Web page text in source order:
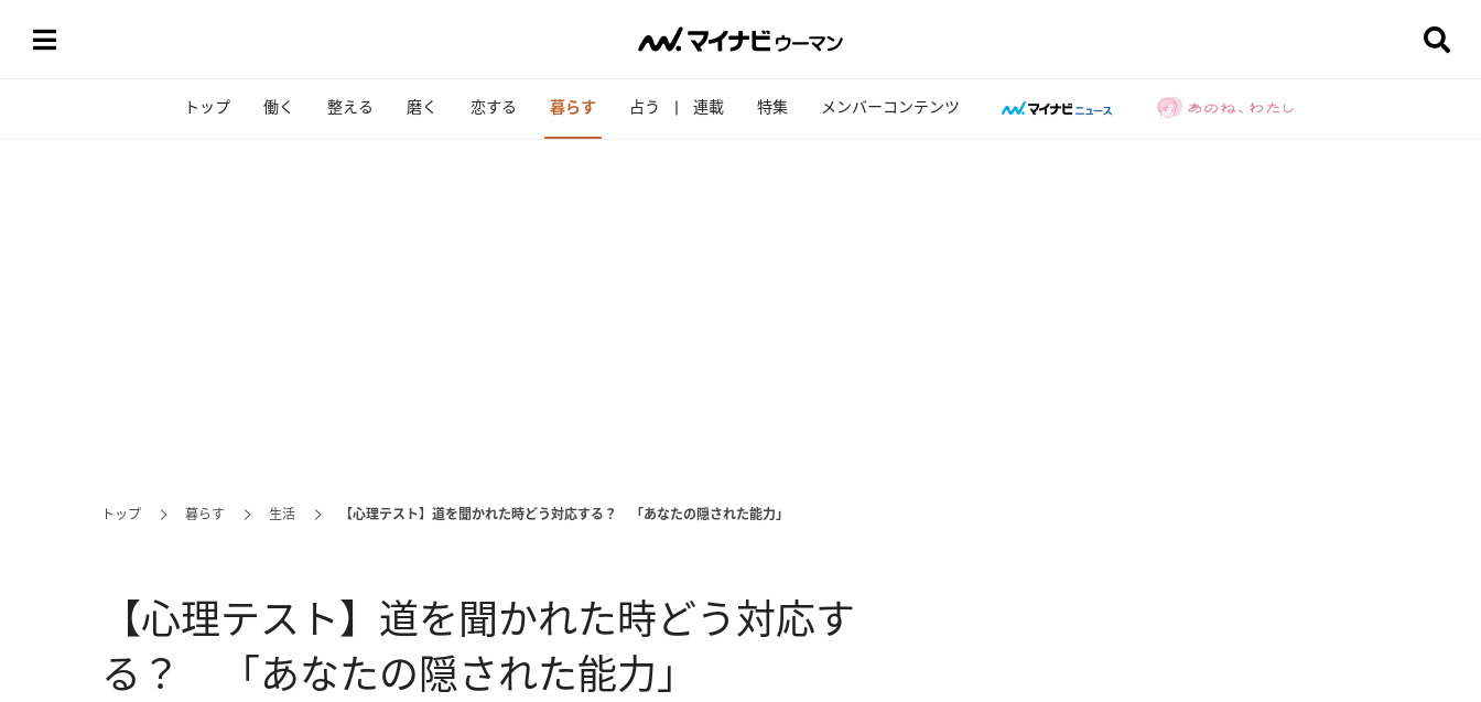
トップ 働く 整える 磨く 恋する 暮らす 占う 連載 特集 メンバーコンテンツ
トップ 暮らす 生活 【心理テスト】道を聞かれた時どう対応する？ 「あなたの隠された能力」
【心理テスト】道を聞かれた時どう対応す
る？ 「あなたの隠された能力」